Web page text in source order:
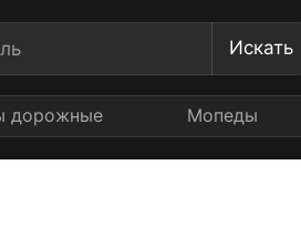
Искать
дорожные Мопеды